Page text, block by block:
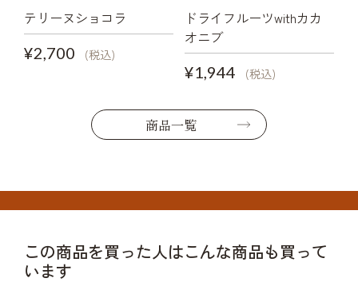
テリーヌショコラ
¥2,700
(税込)
ドライフルーツwithカカ
オニブ
¥1,944
(税込)
商品一覧
この商品を買った人はこんな商品も買って
います